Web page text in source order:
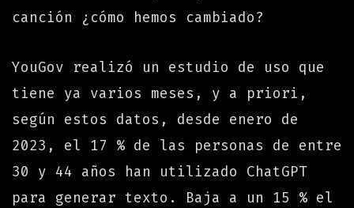
canción ¿cómo hemos cambiado?
YouGov realizó un estudio de uso que
tiene ya varios meses, y a priori,
según estos datos, desde enero de
2023, el 17 % de las personas de entre
30 y 44 años han utilizado ChatGPT
para generar texto. Baja a un 15 % el